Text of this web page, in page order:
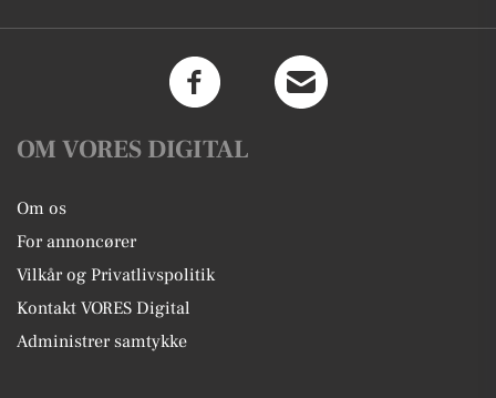
OM VORES DIGITAL
Om os
For annoncører
Vilkår og Privatlivspolitik
Kontakt VORES Digital
Administrer samtykke